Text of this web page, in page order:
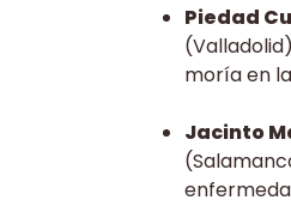
Piedad
moría en
Jacinto